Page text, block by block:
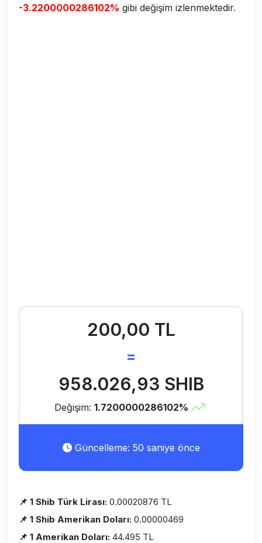
-3.2200000286102% gibi değişim izlenmektedir.
200,00 TL
=
958.026,93 SHIB
Değişim: 1.7200000286102%
Güncelleme: 50 saniye önce
📌 1 Shib Türk Lirası: 0.00020876 TL
📌 1 Shib Amerikan Doları: 0.00000469
📌 1 Amerikan Doları: 44.495 TL